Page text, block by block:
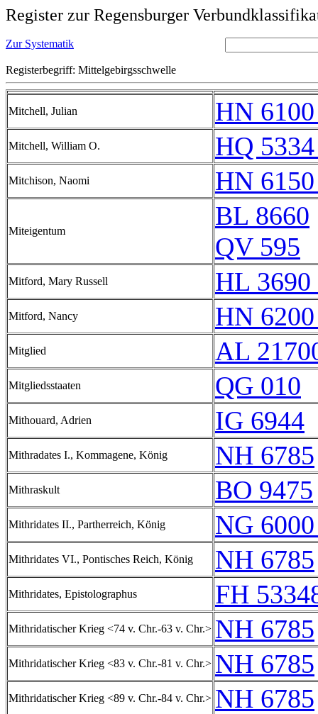
Register zur Regensburger
Zur Systematik
Registerbegriff: Mittelgebirgsschwelle
Mitchell, Julian HN
Mitchell, William O. HQ
Mitchison, Naomi HN
Miteigentum
BL 8660
QV 595
Mitford, Mary Russell HL
Mitford, Nancy HN
Mitglied AL
Mitgliedsstaaten QG 010
Mithouard, Adrien IG 6944
Mithradates I., Kommagene, König NH 6785
Mithraskult BO 9475
Mithridates II., Partherreich, König NG
Mithridates VI., Pontisches Reich, König NH 6785
Mithridates, Epistolographus FH
Mithridatischer Krieg <74 v. Chr.-63 v. Chr.> NH 6785
Mithridatischer Krieg <83 v. Chr.-81 v. Chr.> NH 6785
Mithridatischer Krieg <89 v. Chr.-84 v. Chr.> NH 6785